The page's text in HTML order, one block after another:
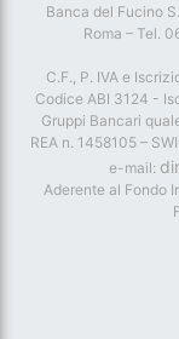
Banca del Fucino
Roma – Tel.
C.F., P. IVA e
Codice ABI 3124 -
Gruppi Bancari
REA n. 1458105 –
e-mail:
Aderente al Fondo